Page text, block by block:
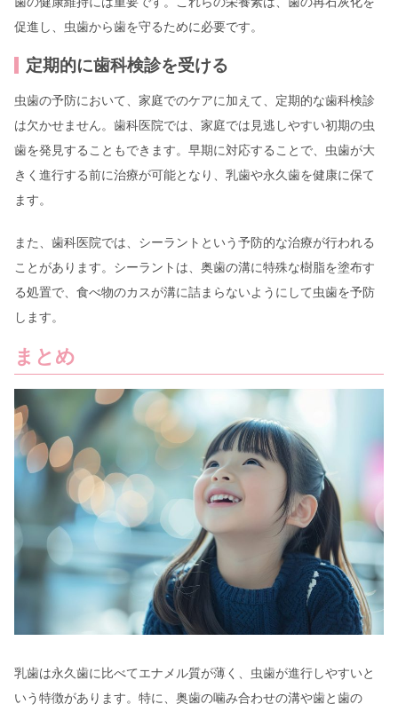
促進し、虫歯から歯を守るために必要です。
定期的に歯科検診を受ける
虫歯の予防において、家庭でのケアに加えて、定期的な歯科検診
は欠かせません。歯科医院では、家庭では見逃しやすい初期の虫
歯を発見することもできます。早期に対応することで、虫歯が大
きく進行する前に治療が可能となり、乳歯や永久歯を健康に保て
ます。
また、歯科医院では、シーラントという予防的な治療が行われる
ことがあります。シーラントは、奥歯の溝に特殊な樹脂を塗布す
る処置で、食べ物のカスが溝に詰まらないようにして虫歯を予防
します。
まとめ
乳歯は永久歯に比べてエナメル質が薄く、虫歯が進行しやすいと
いう特徴があります。特に、奥歯の噛み合わせの溝や歯と歯の